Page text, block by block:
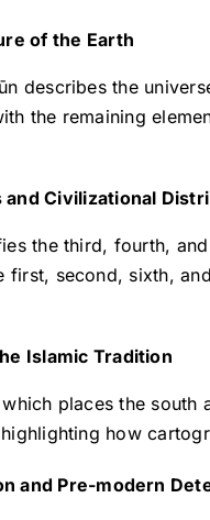
of the Earth
describes the
the remaining
Civilizational
the third, fourth,
first, second, sixth,
Islamic Tradition
places the
how
and Pre-modern